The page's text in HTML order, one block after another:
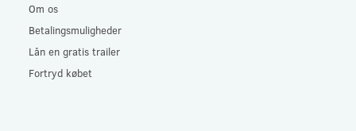
Om os
Betalingsmuligheder
Lån en gratis trailer
Fortryd købet